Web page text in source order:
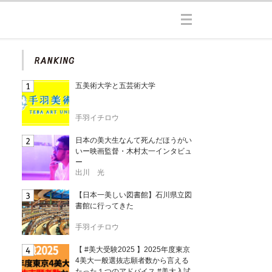
五美術大学と五芸術大学
手羽イチロウ
日本の美大生なんて死んだほうがい
いー映画監督・木村太一インタビュ
ー
出川 光
【日本一美しい図書館】石川県立図
書館に行ってきた
手羽イチロウ
【 #美大受験2025 】2025年度東京
4美大一般選抜志願者数から言える